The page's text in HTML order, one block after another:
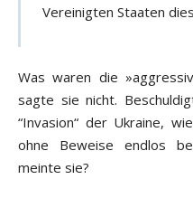
Vereinigten Staaten
Was waren die
sagte sie nicht.
“Invasion“ der Ukraine,
ohne Beweise endlos
meinte sie?